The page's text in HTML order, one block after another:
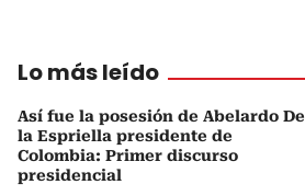
Lo más leído
Así fue la posesión de Abelardo De
la Espriella presidente de
Colombia: Primer discurso
presidencial